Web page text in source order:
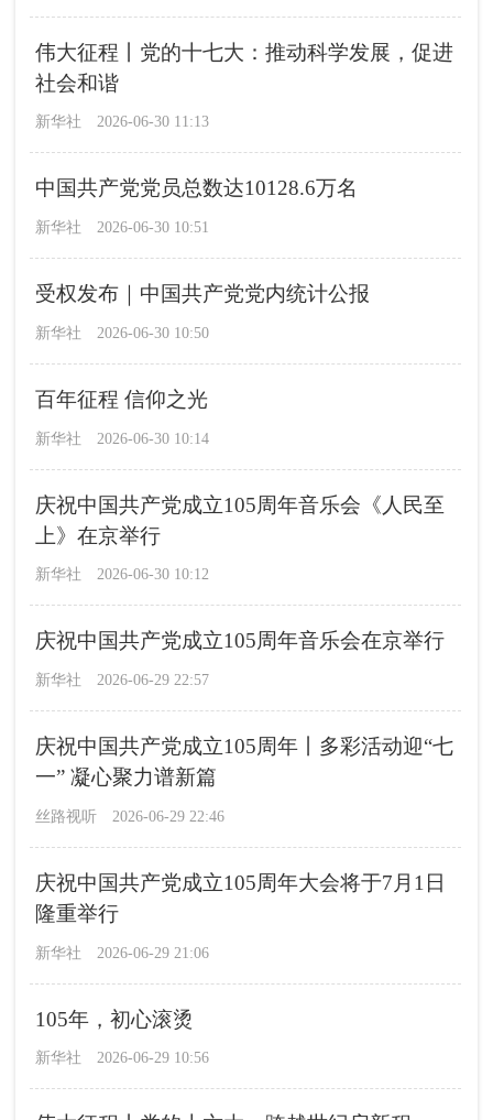
伟大征程丨党的十七大：推动科学发展，促进
社会和谐
新华社 2026-06-30 11:13
中国共产党党员总数达10128.6万名
新华社 2026-06-30 10:51
受权发布｜中国共产党党内统计公报
新华社 2026-06-30 10:50
百年征程 信仰之光
新华社 2026-06-30 10:14
庆祝中国共产党成立105周年音乐会《人民至
上》在京举行
新华社 2026-06-30 10:12
庆祝中国共产党成立105周年音乐会在京举行
新华社 2026-06-29 22:57
庆祝中国共产党成立105周年丨多彩活动迎“七
一” 凝心聚力谱新篇
丝路视听 2026-06-29 22:46
庆祝中国共产党成立105周年大会将于7月1日
隆重举行
新华社 2026-06-29 21:06
105年，初心滚烫
新华社 2026-06-29 10:56